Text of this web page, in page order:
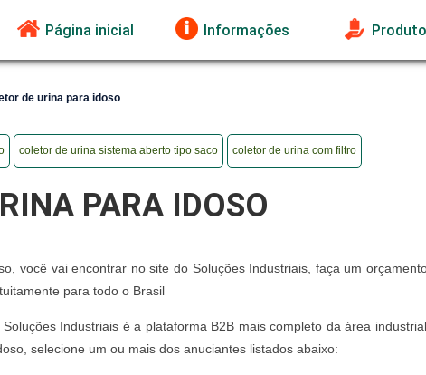
Página inicial Informações
de urina para idoso
coletor de urina sistema aberto tipo saco coletor de urina com filtro
PARA IDOSO
você vai encontrar no site do Soluções Industriais, faça um
para todo o Brasil
Industriais é a plataforma B2B mais completo da área
selecione um ou mais dos anuciantes listados abaixo: